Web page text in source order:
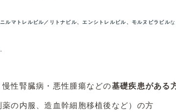
ニルマトレルビル／リトナビル、エンシトレルビル、モルヌピラビル
性腎臓病・悪性腫瘍などの基礎疾患がある
の内服、造血幹細胞移植後など）の方